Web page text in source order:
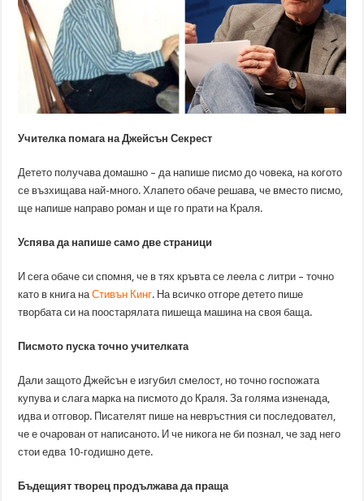
Учителка помага на Джейсън Секрест
Детето получава домашно – да напише писмо до човека, на когото
се възхищава най-много. Хлапето обаче решава, че вместо писмо,
ще напише направо роман и ще го прати на Краля.
Успява да напише само две страници
И сега обаче си спомня, че в тях кръвта се леела с литри – точно
като в книга наСтивън Кинг. На всичко отгоре детето пише
творбата си на поостарялата пишеща машина на своя баща.
Писмото пуска точно учителката
Дали защото Джейсън е изгубил смелост, но точно госпожата
купува и слага марка на писмото до Краля. За голяма изненада,
идва и отговор. Писателят пише на невръстния си последовател,
че е очарован от написаното. И че никога не би познал, че зад него
стои едва 10-годишно дете.
Бъдещият творец продължава да праща